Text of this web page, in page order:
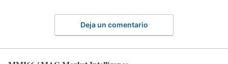
Deja un comentario